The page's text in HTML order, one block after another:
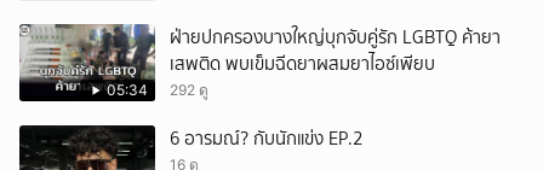
05:34
ฝ่ายปกครองบางใหญ่บุกจับคู่รัก LGBTQ ค้ายา
เสพติด พบเข็มฉีดยาผสมยาไอซ์เพียบ
292 ดู
6 อารมณ์? กับนักแข่ง EP.2
16 ดู